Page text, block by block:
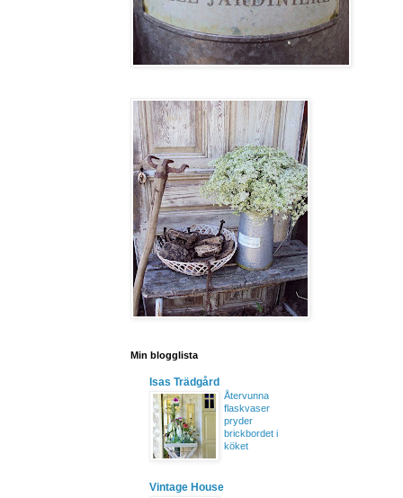
Min blogglista
Isas Trädgård
Återvunna
flaskvaser
pryder
brickbordet i
köket
Vintage House